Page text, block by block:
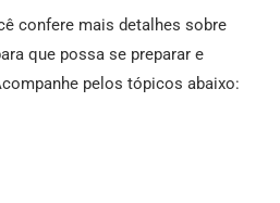
confere mais detalhes sobre
que possa se preparar e
pelos tópicos abaixo: